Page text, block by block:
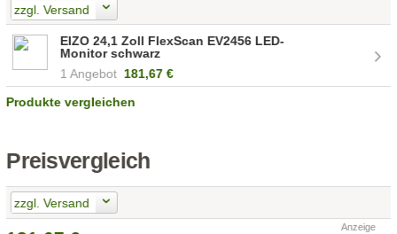
zzgl. Versand
EIZO 24,1 Zoll FlexScan EV2456 LED-
Monitor schwarz
1 Angebot 181,67 €
Produkte vergleichen
Preisvergleich
zzgl. Versand